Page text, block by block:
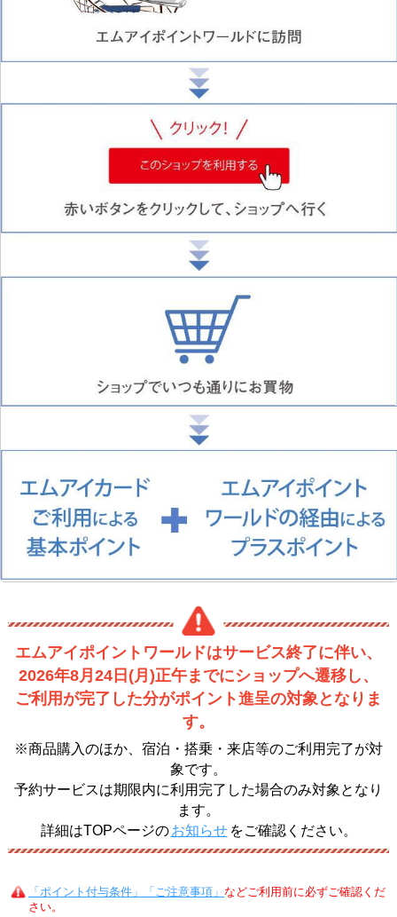
エムアイポイントワールドはサービス終了に伴い、
2026年8月24日(月)正午までにショップへ遷移し、
ご利用が完了した分がポイント進呈の対象となりま
す。
※商品購入のほか、宿泊・搭乗・来店等のご利用完了が対
象です。
予約サービスは期限内に利用完了した場合のみ対象となり
ます。
詳細はTOPページの お知らせ をご確認ください。
「ポイント付与条件」「ご注意事項」 などご利用前に必ずご確認くだ
さい。